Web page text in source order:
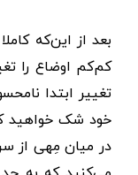
بعد از این‌که
کم‌کم اوضاع را
تغییر ابتدا
خود شک خواهید
در میان مِهی از